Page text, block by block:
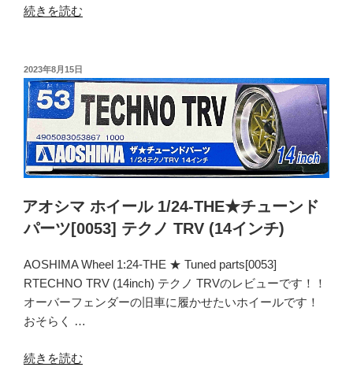
[0068]
5
(5H)
(14
イ
ン
チ)”
“ア
マ
ホ
イ
ー
ル
1/24-
THE★
チ
ュ
ー
ー
ツ
[0066]
シ
続きを読む
投
稿
日:
2023年8月15日
アオシマ ホイール 1/24-THE★チューンド
パーツ[0053] テクノ TRV (14インチ)
AOSHIMA Wheel 1:24-THE ★ Tuned parts[0053]
RTECHNO TRV (14inch) テクノ TRVのレビューです！！
オーバーフェンダーの旧車に履かせたいホイールです！
おそらく …
“ア
続きを読む